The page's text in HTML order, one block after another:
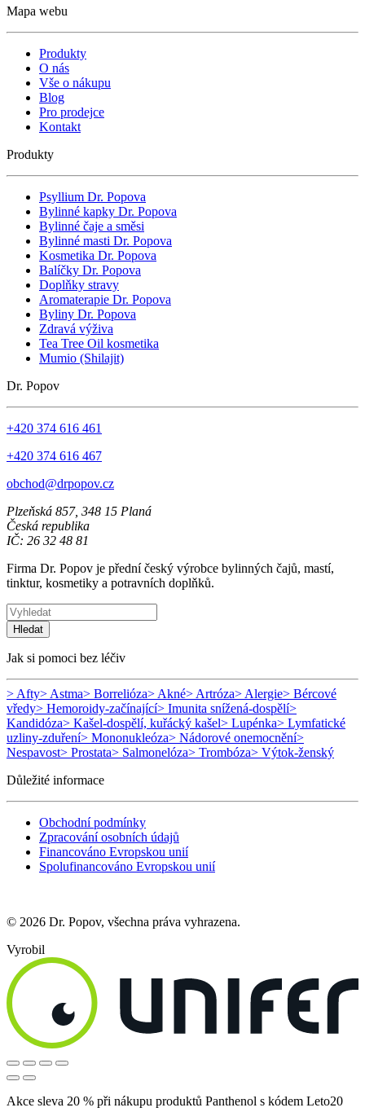
Mapa webu
Produkty
O nás
Vše o nákupu
Blog
Pro prodejce
Kontakt
Produkty
Psyllium Dr. Popova
Bylinné kapky Dr. Popova
Bylinné čaje a směsi
Bylinné masti Dr. Popova
Kosmetika Dr. Popova
Balíčky Dr. Popova
Doplňky stravy
Aromaterapie Dr. Popova
Byliny Dr. Popova
Zdravá výživa
Tea Tree Oil kosmetika
Mumio (Shilajit)
Dr. Popov
+420 374 616 461
+420 374 616 467
obchod@drpopov.cz
Plzeňská 857, 348 15 Planá
Česká republika
IČ: 26 32 48 81
Firma Dr. Popov je přední český výrobce bylinných čajů, mastí,
tinktur, kosmetiky a potravních doplňků.
Hledat
Jak si pomoci bez léčiv
> Afty> Astma> Borrelióza> Akné> Artróza> Alergie> Bércové
vředy> Hemoroidy-začínající> Imunita snížená-dospělí>
Kandidóza> Kašel-dospělí, kuřácký kašel> Lupénka> Lymfatické
uzliny-zduření> Mononukleóza> Nádorové onemocnění>
Nespavost> Prostata> Salmonelóza> Trombóza> Výtok-ženský
Důležité informace
Obchodní podmínky
Zpracování osobních údajů
Financováno Evropskou unií
Spolufinancováno Evropskou unií
© 2026 Dr. Popov, všechna práva vyhrazena.
Vyrobil
Akce sleva 20 % při nákupu produktů Panthenol s kódem Leto20